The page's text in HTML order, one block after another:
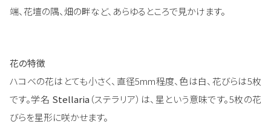
端、花壇の隅、畑の畔など、あらゆるところで見かけます。
花の特徴
ハコベの花はとても小さく、直径5mm程度、色は白、花びらは5枚
です。学名 Stellaria （ステラリア）は、星という意味です。5枚の花
びらを星形に咲かせます。